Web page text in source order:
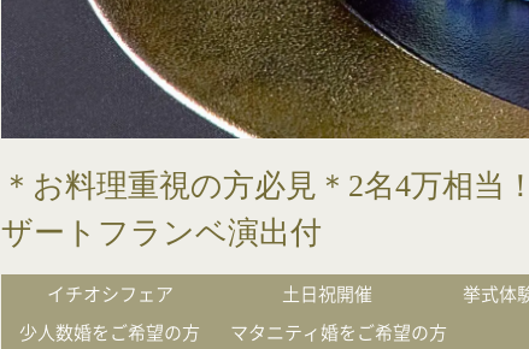
＊お料理重視の方必見＊2名4万相
ザートフランベ演出付
イチオシフェア 土日祝開催 挙式体
少人数婚をご希望の方
マタニティ婚をご希望の方